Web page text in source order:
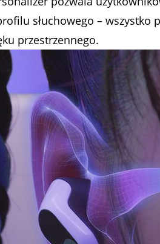
słuchowego – wszystko
przestrzennego.